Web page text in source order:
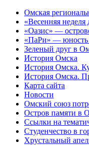
Омская
«Весенняя
«Оазис» —
«ПаРи» — юность
Зеленый друг в
История Омска
История Омска.
История Омска.
Карта сайта
Новости
Омский союз
Остров памяти в
Ссылки на
Студенчество в
Хрустальный